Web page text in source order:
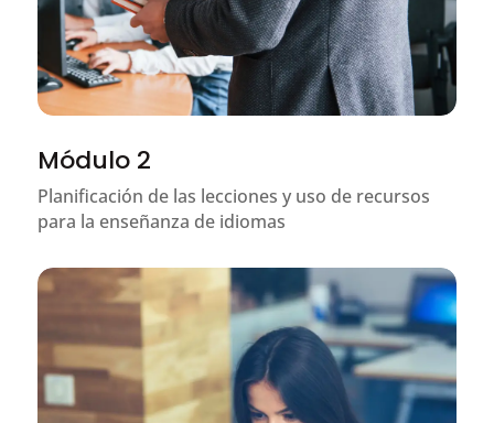
Módulo 2
Planificación de las lecciones y uso de recursos
para la enseñanza de idiomas